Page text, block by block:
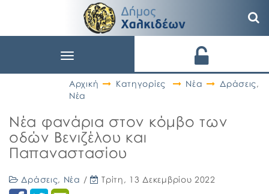
Toggle
Αρχική
Κατηγορίες Νέα Δράσεις,
Νέα
Νέα φανάρια στον κόμβο των
οδών Βενιζέλου και
Παπαναστασίου
Δράσεις, Νέα / Τρίτη, 13 Δεκεμβρίου 2022